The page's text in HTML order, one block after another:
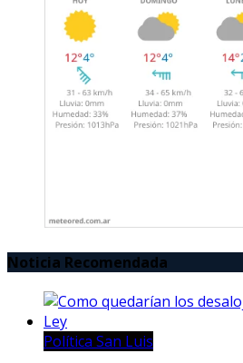
Noticia Recomendada
Política San Luis